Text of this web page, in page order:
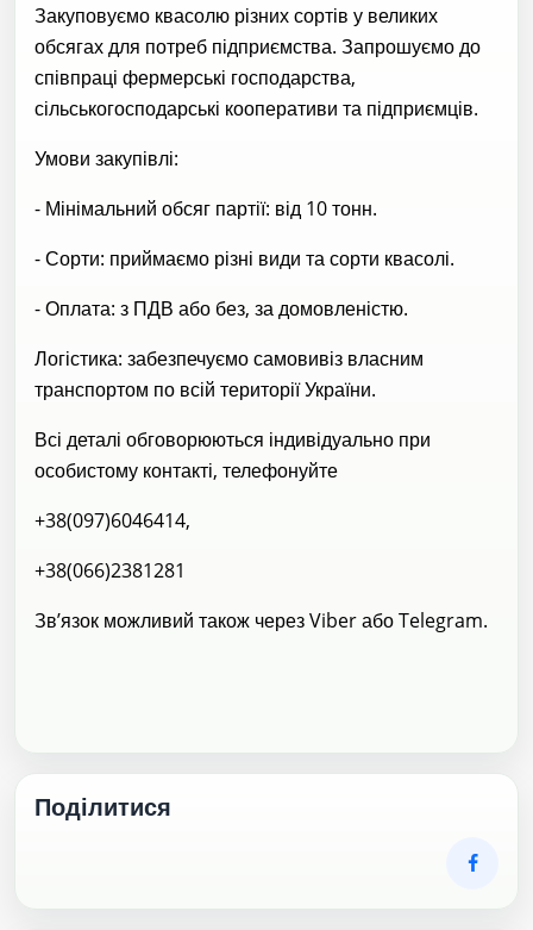
Закуповуємо квасолю різних сортів у великих
обсягах для потреб підприємства. Запрошуємо до
співпраці фермерські господарства,
сільськогосподарські кооперативи та підприємців.
Умови закупівлі:
- Мінімальний обсяг партії: від 10 тонн.
- Сорти: приймаємо різні види та сорти квасолі.
- Оплата: з ПДВ або без, за домовленістю.
Логістика: забезпечуємо самовивіз власним
транспортом по всій території України.
Всі деталі обговорюються індивідуально при
особистому контакті, телефонуйте
+38(097)6046414,
+38(066)2381281
Зв’язок можливий також через Viber або Telegram.
Поділитися